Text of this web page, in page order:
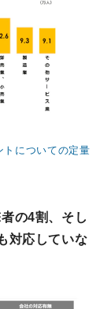
トについての定量
の4割、そし
対応していな